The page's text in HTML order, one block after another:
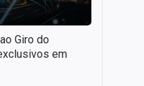
Giro do
em